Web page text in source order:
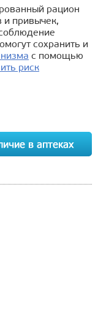
рацион
и привычек,
сохранить и
с помощью
риск